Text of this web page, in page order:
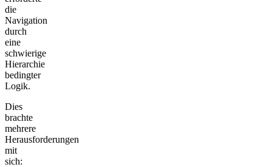
die
Navigation
durch
eine
schwierige
Hierarchie
bedingter
Logik.
Dies
brachte
mehrere
Herausforderungen
mit
sich: